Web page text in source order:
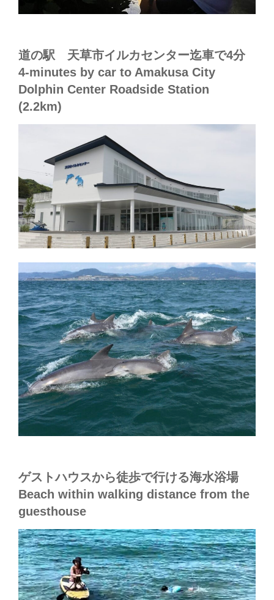
道の駅 天草市イルカセンター迄車で4分
4-minutes by car to Amakusa City
Dolphin Center Roadside Station
(2.2km)
ゲストハウスから徒歩で行ける海水浴場
Beach within walking distance from the
guesthouse